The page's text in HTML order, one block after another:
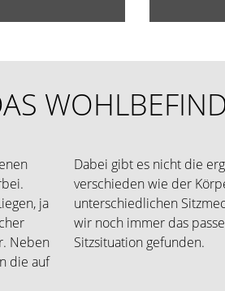
ja
Neben
die auf
Dabei gibt es nicht die
verschieden wie der
unterschiedlichen
wir noch immer das
Sitzsituation gefunden.